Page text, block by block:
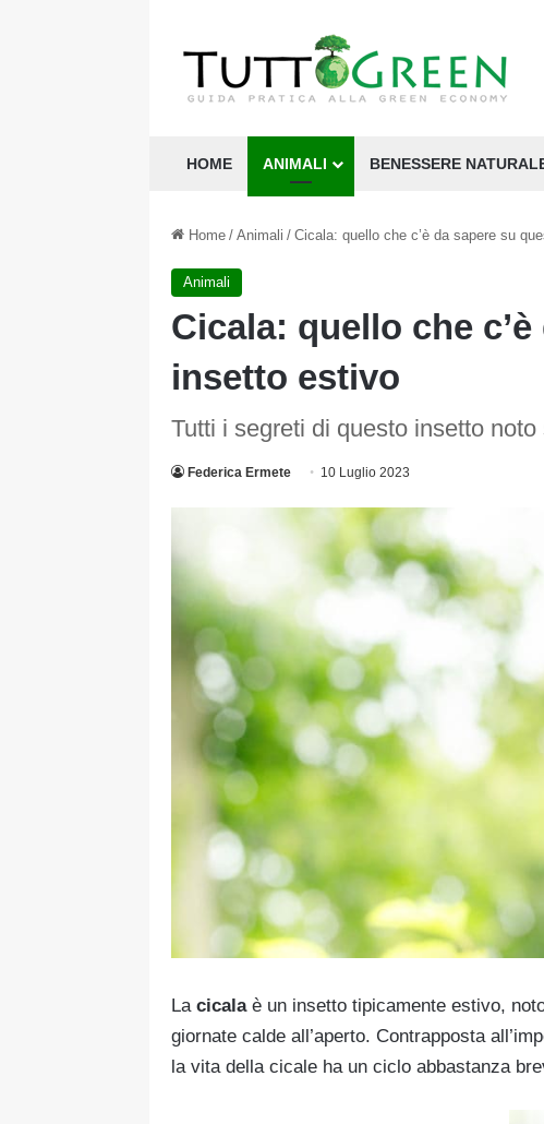
HOME ANIMALI BENESSERE
Home / Animali / Cicala: quello che c’è da sapere su
Animali
Cicala: quello che
insetto estivo
Tutti i segreti di questo insetto
Federica Ermete 10 Luglio 2023
La cicalaè un insetto tipicamente estivo,
giornate calde all’aperto. Contrapposta
la vita della cicale ha un ciclo abbastanza